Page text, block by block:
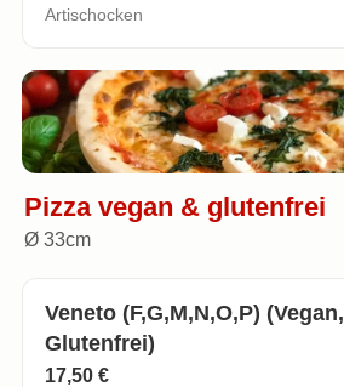
Artischocken
Pizza vegan & glutenfrei
Ø 33cm
Veneto (f,g,m,n,o,p) (vegan,
Glutenfrei)
17,50 €